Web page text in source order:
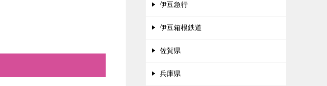
伊豆急行
伊豆箱根鉄道
佐賀県
兵庫県